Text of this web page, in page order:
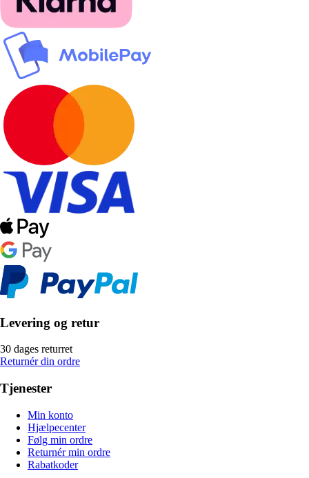
Levering og retur
30 dages returret
Returnér din ordre
Tjenester
Min konto
Hjælpecenter
Følg min ordre
Returnér min ordre
Rabatkoder